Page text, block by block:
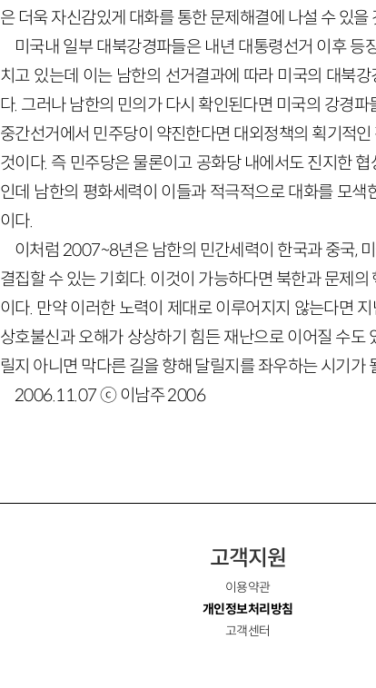
은 더욱 자신감있게 대화를 통한 문제해결에 나설 수 있을
미국내 일부 대북강경파들은 내년 대통령선거 이후 등
치고 있는데 이는 남한의 선거결과에 따라 미국의 대북
다. 그러나 남한의 민의가 다시 확인된다면 미국의 강경
중간선거에서 민주당이 약진한다면 대외정책의 획기적
것이다. 즉 민주당은 물론이고 공화당 내에서도 진지한
인데 남한의 평화세력이 이들과 적극적으로 대화를 모
이다.
이처럼 2007~8년은 남한의 민간세력이 한국과 중국,
결집할 수 있는 기회다. 이것이 가능하다면 북한과 문제
이다. 만약 이러한 노력이 제대로 이루어지지 않는다면
상호불신과 오해가 상상하기 힘든 재난으로 이어질 수
릴지 아니면 막다른 길을 향해 달릴지를 좌우하는 시기가
2006.11.07 ⓒ 이남주 2006
고객지원
이용약관
개인정보처리방침
고객센터